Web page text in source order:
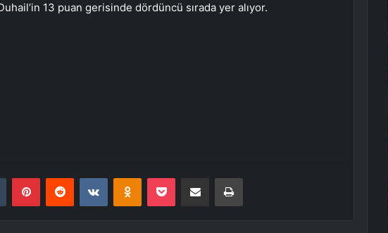
13 puan gerisinde dördüncü sırada yer alıyor.
Tumblr PinterestReddit VKontakteOdnoklassniki
Pocket E-Posta ile paylaş Yazdır